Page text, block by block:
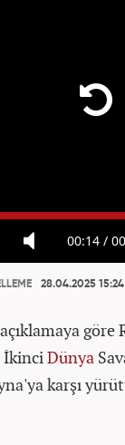
00:14 /
28.04.2025 15:24
göre
İkinciDünya
karşı